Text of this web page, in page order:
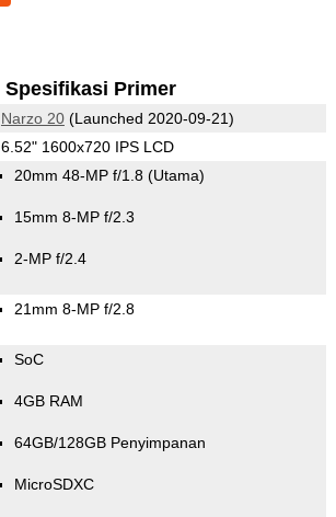
Spesifikasi Primer
Narzo 20(Launched 2020-09-21)
6.52" 1600x720 IPS LCD
20mm 48-MP f/1.8 (Utama)
15mm 8-MP f/2.3
2-MP f/2.4
21mm 8-MP f/2.8
SoC
4GB RAM
64GB/128GB Penyimpanan
MicroSDXC